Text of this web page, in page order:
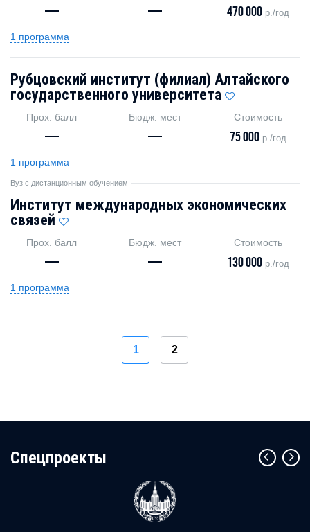
— — 470 000 р./год
1 программа
Рубцовский институт (филиал) Алтайского
государственного университета
Прох. балл
—
Бюдж. мест
—
Стоимость
75 000 р./год
1 программа
Вуз с дистанционным обучением
Институт международных экономических
связей
Прох. балл
—
Бюдж. мест
—
Стоимость
130 000 р./год
1 программа
1 2
Cпецпроекты